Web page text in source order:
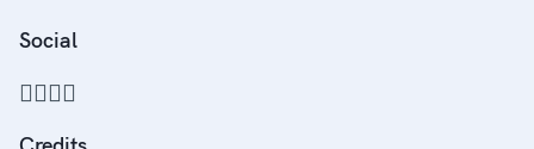
Social